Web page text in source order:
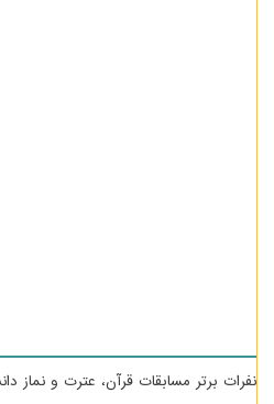
نفرات برتر مسابقات قرآن، عترت و نماز دانش‌آموزی منطقه‌ی 11